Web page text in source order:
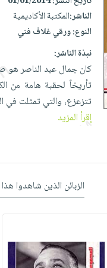
الناشر:المكتبة الأكاديمية
النوع:ورقي غلاف فني
نبذة الناشر:
كان جمال عبد الناصر هو
تأريخاً لحقبة هامة من
تتزعزع، والتي تمثلت في
إقرأ المزيد
الزبائن الذين شاهدوا